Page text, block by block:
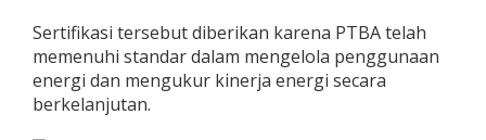
Sertifikasi tersebut diberikan karena PTBA telah
memenuhi standar dalam mengelola penggunaan
energi dan mengukur kinerja energi secara
berkelanjutan.